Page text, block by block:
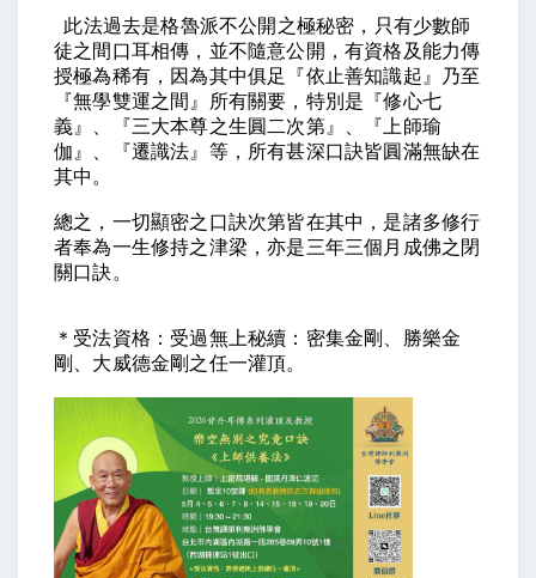
此法過去是格魯派不公開之極秘密，只有少數師
徒之間口耳相傳，並不隨意公開，有資格及能力傳
授極為稀有，因為其中俱足『依止善知識起』乃至
『無學雙運之間』所有關要，特別是『修心七
義』、『三大本尊之生圓二次第』、『上師瑜
伽』、『遷識法』等，所有甚深口訣皆圓滿無缺在
其中。
總之，一切顯密之口訣次第皆在其中，是諸多修行
者奉為一生修持之津梁，亦是三年三個月成佛之閉
關口訣。
＊受法資格：受過無上秘續：密集金剛、勝樂金
剛、大威德金剛之任一灌頂。